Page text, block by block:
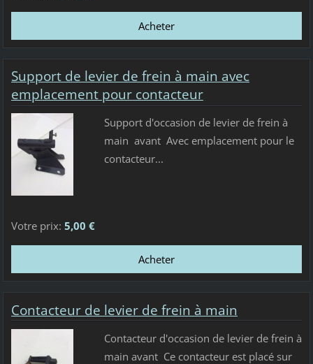
Support de levier de frein à main avec
emplacement pour contacteur
Support d'occasion de levier de frein à
main avant Avec emplacement pour le
contacteur...
Votre prix: 5,00 €
Contacteur de levier de frein à main
Contacteur d'occasion de levier de frein à
main avant Ce contacteur est placé sur